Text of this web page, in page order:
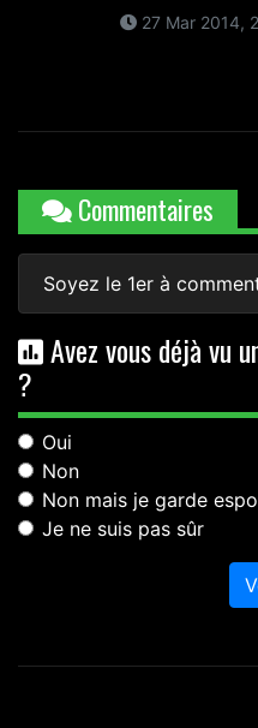
27 Mar 2014,
Commentaires
Soyez le 1er à
Avez vous déjà vu
?
Oui
Non
Non mais je garde
Je ne suis pas sûr